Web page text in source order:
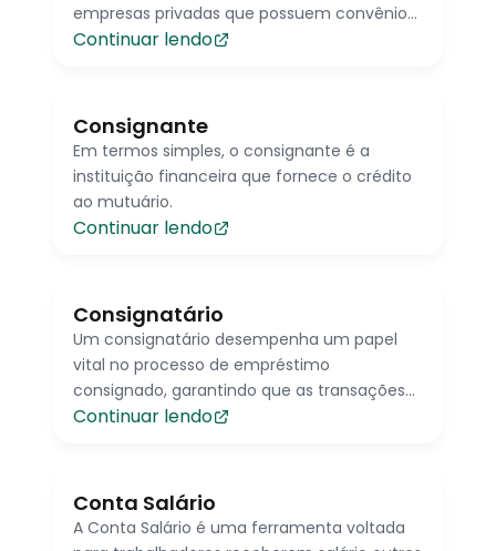
empresas privadas que possuem convênios
com instituições financeiras
Continuar lendo
Consignante
Em termos simples, o consignante é a
instituição financeira que fornece o crédito
ao mutuário.
Continuar lendo
Consignatário
Um consignatário desempenha um papel
vital no processo de empréstimo
consignado, garantindo que as transações
sejam conduzidas de maneira eficiente,
protegidos.
Continuar lendo
Conta Salário
A Conta Salário é uma ferramenta voltada